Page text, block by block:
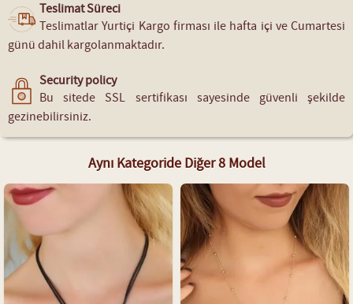
Teslimat Süreci
Teslimatlar Yurtiçi Kargo firması ile hafta içi ve Cumartesi
günü dahil kargolanmaktadır.
Security policy
Bu sitede SSL sertifikası sayesinde güvenli şekilde
gezinebilirsiniz.
Aynı Kategoride Diğer 8 Model